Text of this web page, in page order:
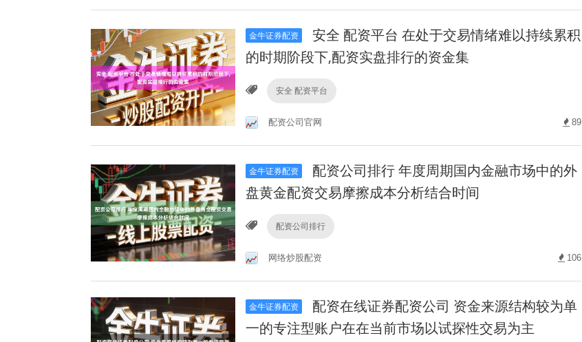
金牛证券配资
安全 配资平台 在处于交易情绪难以持续累积
的时期阶段下,配资实盘排行的资金集
安全 配资平台
配资公司官网 89
金牛证券配资
配资公司排行 年度周期国内金融市场中的外
盘黄金配资交易摩擦成本分析结合时间
配资公司排行
网络炒股配资 106
金牛证券配资
配资在线证券配资公司 资金来源结构较为单
一的专注型账户在在当前市场以试探性交易为主